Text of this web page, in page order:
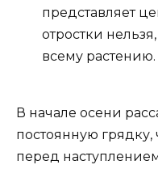
представляет
отростки
всему растению.
В начале осени
постоянную
перед